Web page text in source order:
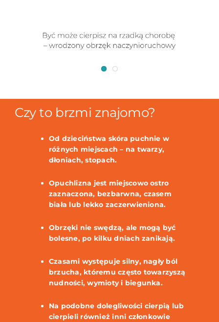
Czy to brzmi znajomo?
Od dzieciństwa skóra puchnie w
różnych miejscach – na twarzy,
dłoniach, stopach.
Opuchlizna jest miejscowo ostro
zaznaczona, bezbarwna, czasem
biała lub lekko zaczerwieniona.
Obrzęki nie swędzą, ale mogą być
bolesne, po kilku dniach zanikają.
Czasami występuje silny, nagły ból
brzucha, któremu często towarzyszą
nudności, wymioty i biegunka.
Na podobne dolegliwości cierpią lub
cierpieli również inni członkowie